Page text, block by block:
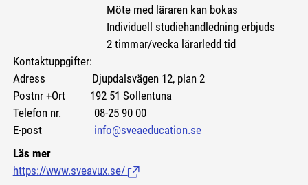
Möte med läraren kan bokas
Individuell studiehandledning erbjuds
2 timmar/vecka lärarledd tid
Kontaktuppgifter:
Adress Djupdalsvägen 12, plan 2
Postnr +Ort 192 51 Sollentuna
Telefon nr. 08-25 90 00
E-post info@sveaeducation.se
Läs mer
https://www.sveavux.se/ (Länk till extern sida.)